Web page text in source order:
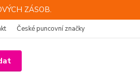
ZÁSOB.
České puncovní značky